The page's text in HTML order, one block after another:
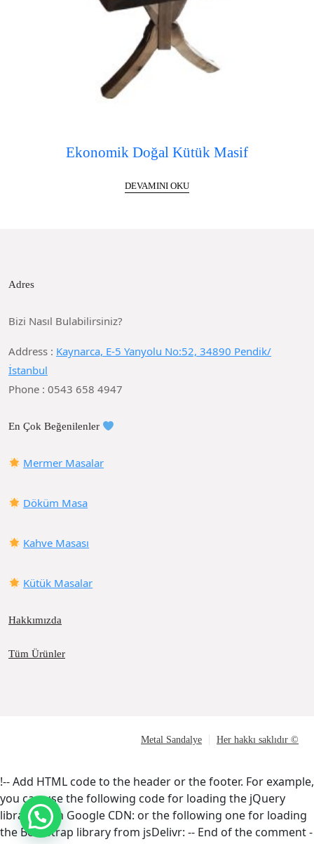
Ekonomik Doğal Kütük Masif
DEVAMINI OKU
Adres
Bizi Nasıl Bulabilirsiniz?
Address : Kaynarca, E-5 Yanyolu No:52, 34890 Pendik/
İstanbul
Phone : 0543 658 4947
En Çok Beğenilenler
Mermer Masalar
Döküm Masa
Kahve Masası
Kütük Masalar
Hakkımızda
Tüm Ürünler
Metal Sandalye Her hakkı saklıdır ©
!-- Add HTML code to the header or the footer. For example,
you can use the following code for loading the jQuery
library from Google CDN: or the following one for loading
the Bootstrap library from jsDelivr: -- End of the comment -